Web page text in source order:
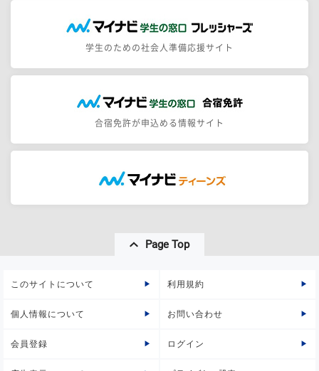
学生のための社会人準備応援サイト
合宿免許が申込める情報サイト
Page Top
このサイトについて 利用規約
個人情報について お問い合わせ
会員登録 ログイン